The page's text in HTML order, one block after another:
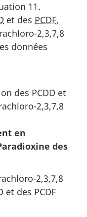
11.
et des PCDF,
2,3,7,8
données
en
des